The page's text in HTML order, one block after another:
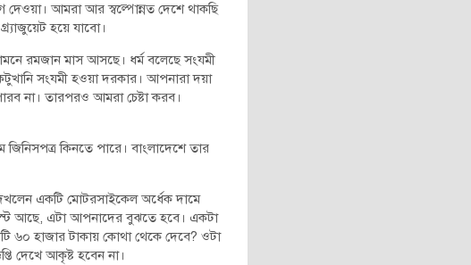
দেওয়া। আমরা আর স্বল্পোন্নত দেশে থাকছি
হয়ে যাবো।
রমজান মাস আসছে। ধর্ম বলেছে সংযমী
সংযমী হওয়া দরকার। আপনারা দয়া
না। তারপরও আমরা চেষ্টা করব।
কিনতে পারে। বাংলাদেশে তার
একটি মোটরসাইকেল অর্ধেক দামে
আছে, এটা আপনাদের বুঝতে হবে। একটা
৬০ হাজার টাকায় কোথা থেকে দেবে? ওটা
দেখে আকৃষ্ট হবেন না।